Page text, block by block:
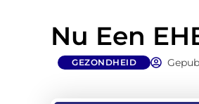
Nu Een
GEZONDHEID